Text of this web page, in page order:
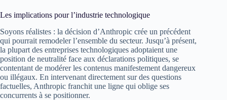
Les implications pour l’industrie technologique
Soyons réalistes : la décision d’Anthropic crée un précédent
qui pourrait remodeler l’ensemble du secteur. Jusqu’à présent,
la plupart des entreprises technologiques adoptaient une
position de neutralité face aux déclarations politiques, se
contentant de modérer les contenus manifestement dangereux
ou illégaux. En intervenant directement sur des questions
factuelles, Anthropic franchit une ligne qui oblige ses
concurrents à se positionner.